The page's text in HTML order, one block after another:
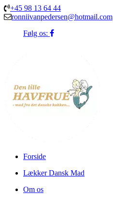
+45 98 13 64 44
ronniivanpedersen@hotmail.com
Følg os:
Forside
Lækker Dansk Mad
Om os